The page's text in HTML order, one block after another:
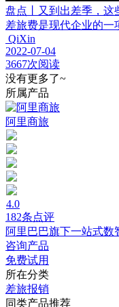
盘点丨又到出差季，这
差旅费是现代企业的一
QiXin
2022-07-04
3667次阅读
没有更多了~
所属产品
阿里商旅
4.0
182条点评
阿里巴巴旗下一站式数
咨询产品
免费试用
所在分类
差旅报销
同类产品推荐